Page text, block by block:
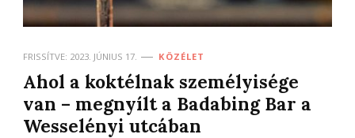
FRISSÍTVE: 2023. JÚNIUS 17. KÖZÉLET
Ahol a koktélnak személyisége
van – megnyílt a Badabing Bar a
Wesselényi utcában